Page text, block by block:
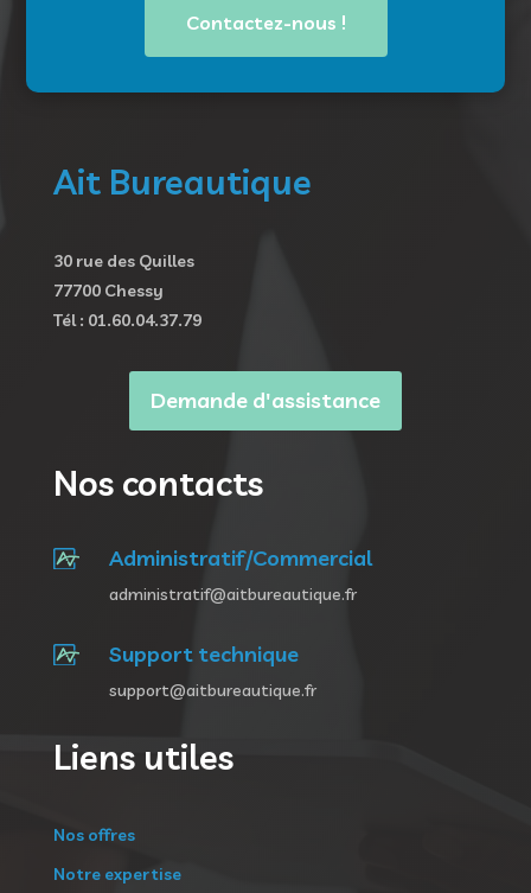
Contactez-nous !
Ait Bureautique
30 rue des Quilles
77700 Chessy
Tél : 01.60.04.37.79
Demande d'assistance
Nos contacts
Administratif/Commercial
administratif@aitbureautique.fr
Support technique
support@aitbureautique.fr
Liens utiles
Nos offres
Notre expertise